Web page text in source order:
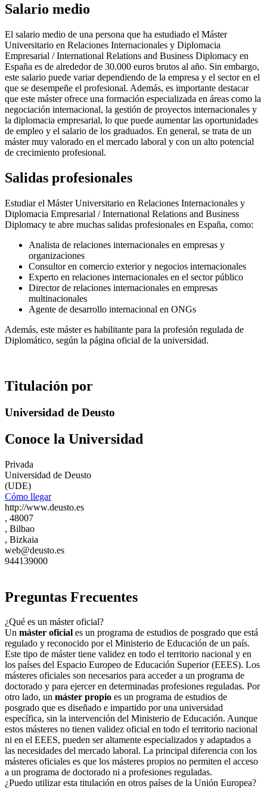
Salario medio
El salario medio de una persona que ha estudiado el Máster
Universitario en Relaciones Internacionales y Diplomacia
Empresarial / International Relations and Business Diplomacy en
España es de alrededor de 30.000 euros brutos al año. Sin embargo,
este salario puede variar dependiendo de la empresa y el sector en el
que se desempeñe el profesional. Además, es importante destacar
que este máster ofrece una formación especializada en áreas como la
negociación internacional, la gestión de proyectos internacionales y
la diplomacia empresarial, lo que puede aumentar las oportunidades
de empleo y el salario de los graduados. En general, se trata de un
máster muy valorado en el mercado laboral y con un alto potencial
de crecimiento profesional.
Salidas profesionales
Estudiar el Máster Universitario en Relaciones Internacionales y
Diplomacia Empresarial / International Relations and Business
Diplomacy te abre muchas salidas profesionales en España, como:
Analista de relaciones internacionales en empresas y
organizaciones
Consultor en comercio exterior y negocios internacionales
Experto en relaciones internacionales en el sector público
Director de relaciones internacionales en empresas
multinacionales
Agente de desarrollo internacional en ONGs
Además, este máster es habilitante para la profesión regulada de
Diplomático, según la página oficial de la universidad.
Titulación por
Universidad de Deusto
Conoce la Universidad
Privada
Universidad de Deusto
(UDE)
Cómo llegar
http://www.deusto.es
, 48007
, Bilbao
, Bizkaia
web@deusto.es
944139000
Preguntas Frecuentes
¿Qué es un máster oficial?
Un máster oficial es un programa de estudios de posgrado que está
regulado y reconocido por el Ministerio de Educación de un país.
Este tipo de máster tiene validez en todo el territorio nacional y en
los países del Espacio Europeo de Educación Superior (EEES). Los
másteres oficiales son necesarios para acceder a un programa de
doctorado y para ejercer en determinadas profesiones reguladas. Por
otro lado, un máster propio es un programa de estudios de
posgrado que es diseñado e impartido por una universidad
específica, sin la intervención del Ministerio de Educación. Aunque
estos másteres no tienen validez oficial en todo el territorio nacional
ni en el EEES, pueden ser altamente especializados y adaptados a
las necesidades del mercado laboral. La principal diferencia con los
másteres oficiales es que los másteres propios no permiten el acceso
a un programa de doctorado ni a profesiones reguladas.
¿Puedo utilizar esta titulación en otros países de la Unión Europea?